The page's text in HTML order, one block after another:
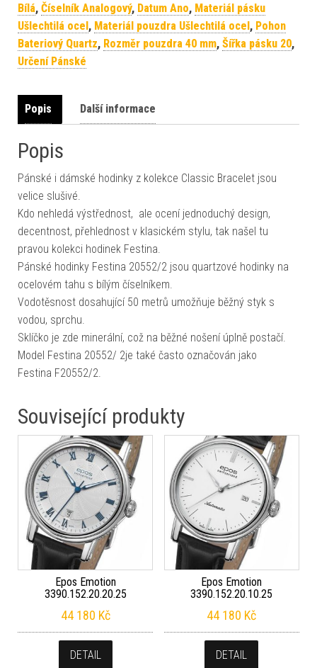
Bílá, Číselník Analogový, Datum Ano, Materiál pásku
Ušlechtilá ocel, Materiál pouzdra Ušlechtilá ocel, Pohon
Bateriový Quartz, Rozměr pouzdra 40 mm, Šířka pásku 20,
Určení Pánské
Popis Další informace
Popis
Pánské i dámské hodinky z kolekce Classic Bracelet jsou
velice slušivé.
Kdo nehledá výstřednost, ale ocení jednoduchý design,
decentnost, přehlednost v klasickém stylu, tak našel tu
pravou kolekci hodinek Festina.
Pánské hodinky Festina 20552/2 jsou quartzové hodinky na
ocelovém tahu s bílým číselníkem.
Vodotěsnost dosahující 50 metrů umožňuje běžný styk s
vodou, sprchu.
Sklíčko je zde minerální, což na běžné nošení úplně postačí.
Model Festina 20552/ 2je také často označován jako
Festina F20552/2.
Související produkty
Epos Emotion
3390.152.20.20.25
44 180 Kč
DETAIL
Epos Emotion
3390.152.20.10.25
44 180 Kč
DETAIL